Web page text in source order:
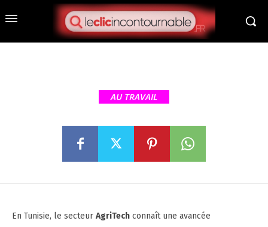
AgriTech en Tunisie : RoboCare
attire l’investissement de 216
AU TRAVAIL
En Tunisie, le secteur AgriTech connaît une avancée